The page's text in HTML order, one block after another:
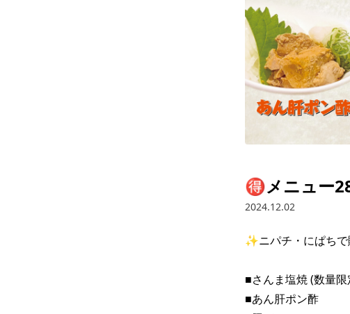
🉐️メニュー
2024.12.02
✨ニパチ・にぱち
■さんま塩焼 (数量限
■あん肝ポン酢